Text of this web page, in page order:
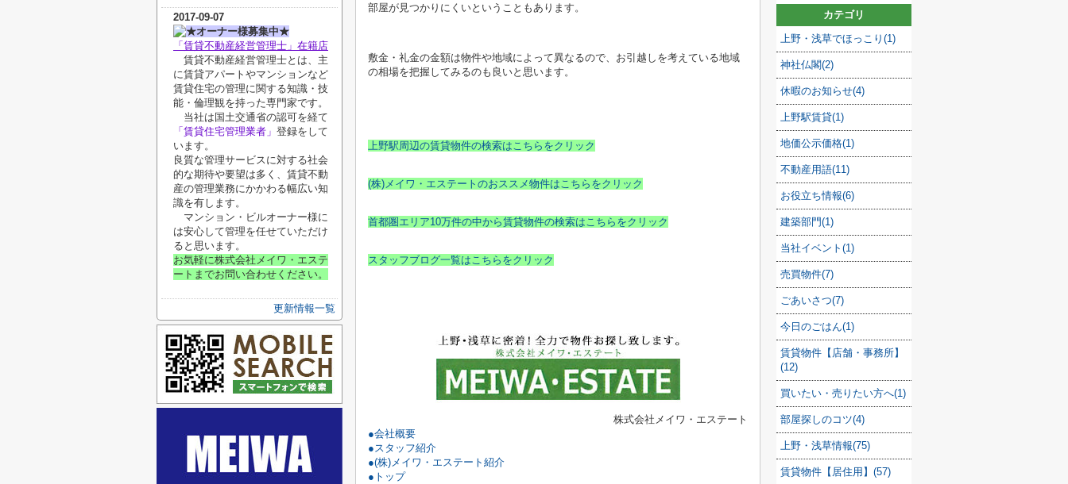
部屋が見つかりにくいということもあります。
敷金・礼金の金額は物件や地域によって異なるので、お引越しを考えている地域
の相場を把握してみるのも良いと思います。
上野駅周辺の賃貸物件の検索はこちらをクリック
(株)メイワ・エステートのおススメ物件はこちらをクリック
首都圏エリア10万件の中から賃貸物件の検索はこちらをクリック
スタッフブログ一覧はこちらをクリック
株式会社メイワ・エステート
●会社概要
●スタッフ紹介
●(株)メイワ・エステート紹介
●トップ
カテゴリ
上野・浅草でほっこり(1)
神社仏閣(2)
休暇のお知らせ(4)
上野駅賃貸(1)
地価公示価格(1)
不動産用語(11)
お役立ち情報(6)
建築部門(1)
当社イベント(1)
売買物件(7)
ごあいさつ(7)
今日のごはん(1)
賃貸物件【店舗・事務所】
(12)
買いたい・売りたい方へ(1)
部屋探しのコツ(4)
上野・浅草情報(75)
賃貸物件【居住用】(57)
2017-09-07
★オーナー様募集中★
「賃貸不動産経営管理士」在籍店
賃貸不動産経営管理士とは、主
に賃貸アパートやマンションなど
賃貸住宅の管理に関する知識・技
能・倫理観を持った専門家です。
当社は国土交通省の認可を経て
「賃貸住宅管理業者」 登録をして
います。
良質な管理サービスに対する社会
的な期待や要望は多く、賃貸不動
産の管理業務にかかわる幅広い知
識を有します。
マンション・ビルオーナー様に
は安心して管理を任せていただけ
ると思います。
お気軽に株式会社メイワ・エステ
ートまでお問い合わせください。
更新情報一覧